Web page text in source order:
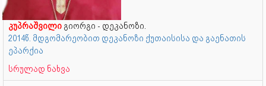
კუპრაშვილი გიორგი - დეკანოზი.
2014წ. მდგომარეობით დეკანოზი ქუთაისისა და გაენათის
ეპარქია
სრულად ნახვა